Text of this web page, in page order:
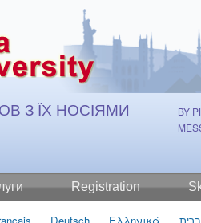
З ЇХ НОСІЯМИ
BY
Registration